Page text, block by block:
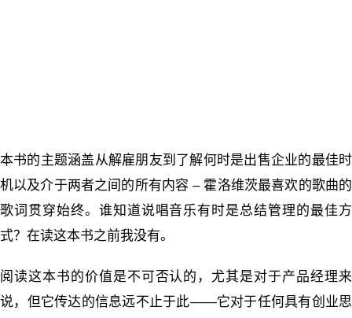
本书的主题涵盖从解雇朋友到了解何时是出售企业的最佳时
机以及介于两者之间的所有内容 – 霍洛维茨最喜欢的歌曲的
歌词贯穿始终。谁知道说唱音乐有时是总结管理的最佳方
式？在读这本书之前我没有。
阅读这本书的价值是不可否认的，尤其是对于产品经理来
说，但它传达的信息远不止于此——它对于任何具有创业思